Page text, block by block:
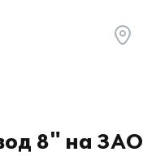
8" на ЗАО